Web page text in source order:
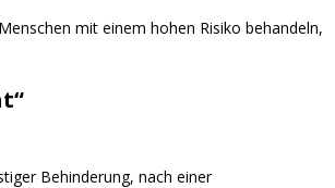
mit einem hohen Risiko behandeln,
Behinderung, nach einer